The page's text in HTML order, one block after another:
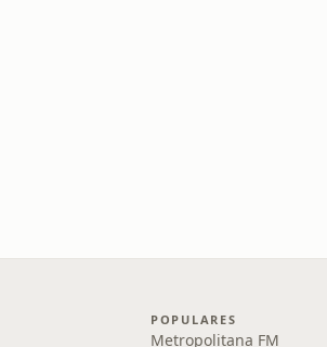
POPULARES
Metropolitana FM